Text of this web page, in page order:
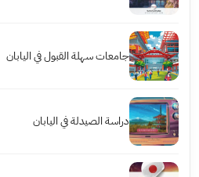
جامعات سهلة القبول في اليابان
دراسة الصيدلة في اليابان